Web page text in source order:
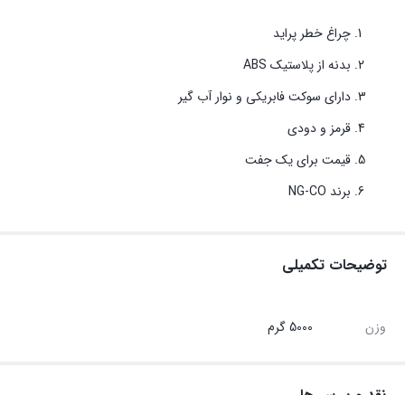
چراغ خطر پراید
بدنه از پلاستیک ABS
دارای سوکت فابریکی و نوار آب گیر
قرمز و دودی
قیمت برای یک جفت
برند NG-CO
توضیحات تکمیلی
وزن 5000 گرم